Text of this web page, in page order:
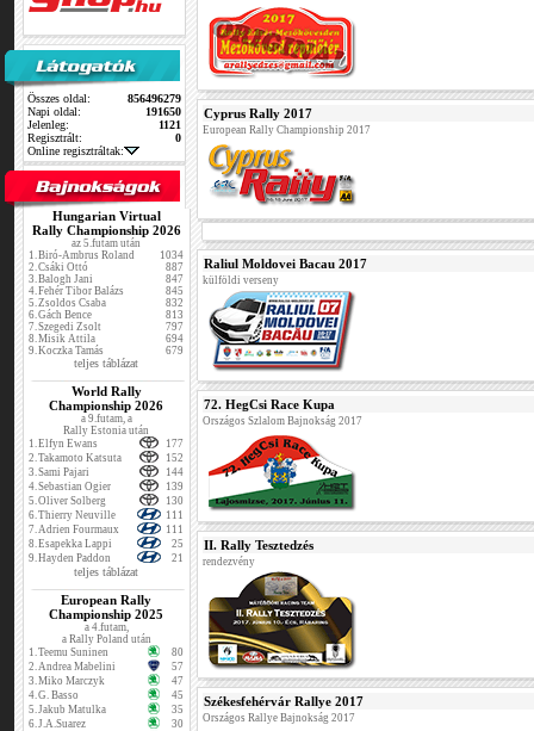
Összes oldal:
856496279
Napi oldal:
191650
Jelenleg:
1121
Regisztrált:
0
Online regisztráltak:
Hungarian Virtual
Rally Championship 2026
az 5.futam után
1.Biró-Ambrus Roland
1034
2.Csáki Ottó
887
3.Balogh Jani
847
4.Fehér Tibor Balázs
845
5.Zsoldos Csaba
832
6.Gách Bence
813
7.Szegedi Zsolt
797
8.Misik Attila
694
9.Koczka Tamás 679
teljes táblázat
World Rally
Championship 2026
a 9.futam, a
Rally Estonia után
1.Elfyn Ewans
177
2.Takamoto Katsuta
152
3.Sami Pajari
144
4.Sebastian Ogier
139
5.Oliver Solberg
130
6.Thierry Neuville
111
7.Adrien Fourmaux
111
8.Esapekka Lappi
25
9.Hayden Paddon 21
teljes táblázat
European Rally
Championship 2025
a 4.futam,
a Rally Poland után
1.Teemu Suninen
80
2.Andrea Mabelini
57
3.Miko Marczyk
47
4.G. Basso
45
5.Jakub Matulka
35
6.J.A.Suarez
30
Cyprus Rally 2017
European Rally Championship 2017
Raliul Moldovei Bacau 2017
külföldi verseny
72. HegCsi Race Kupa
Országos Szlalom Bajnokság 2017
II. Rally Tesztedzés
rendezvény
Székesfehérvár Rallye 2017
Országos Rallye Bajnokság 2017